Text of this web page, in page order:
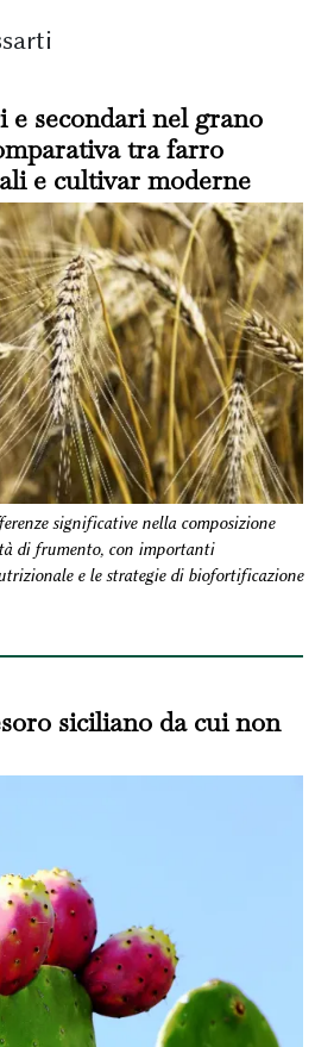
secondari nel grano
tra farro
e cultivar moderne
significative nella composizione
di frumento, con importanti
e le strategie di biofortificazione
siciliano da cui non